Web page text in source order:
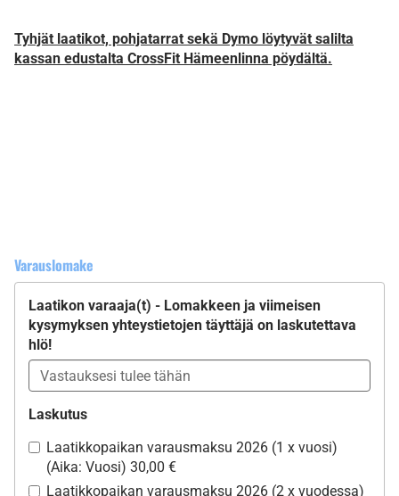
Tyhjät laatikot, pohjatarrat sekä Dymo löytyvät salilta
kassan edustalta CrossFit Hämeenlinna pöydältä.
Varauslomake
Laatikon varaaja(t) - Lomakkeen ja viimeisen
kysymyksen yhteystietojen täyttäjä on laskutettava
hlö!
Laskutus
Laatikkopaikan varausmaksu 2026 (1 x vuosi)
(Aika: Vuosi) 30,00 €
Laatikkopaikan varausmaksu 2026 (2 x vuodessa)